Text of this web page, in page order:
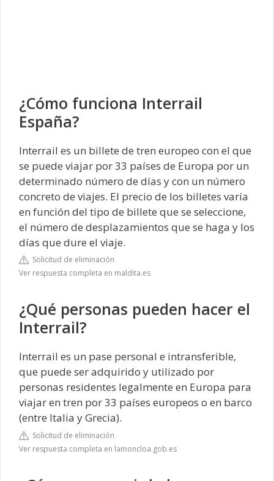
¿Cómo funciona Interrail
España?
Interrail es un billete de tren europeo con el que
se puede viajar por 33 países de Europa por un
determinado número de días y con un número
concreto de viajes. El precio de los billetes varía
en función del tipo de billete que se seleccione,
el número de desplazamientos que se haga y los
días que dure el viaje.
Solicitud de eliminación
Ver respuesta completa en maldita.es
¿Qué personas pueden hacer el
Interrail?
Interrail es un pase personal e intransferible,
que puede ser adquirido y utilizado por
personas residentes legalmente en Europa para
viajar en tren por 33 países europeos o en barco
(entre Italia y Grecia).
Solicitud de eliminación
Ver respuesta completa en lamoncloa.gob.es